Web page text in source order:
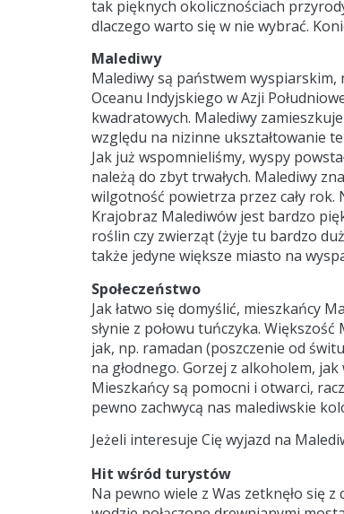
tak pięknych okolicznościach
dlaczego warto się w nie wybrać.
Malediwy
Malediwy są państwem wyspiarskim,
Oceanu Indyjskiego w Azji
kwadratowych. Malediwy
względu na nizinne ukształtowanie
Jak już wspomnieliśmy, wyspy
należą do zbyt trwałych. Malediwy
wilgotność powietrza przez cały
Krajobraz Malediwów jest bardzo
roślin czy zwierząt (żyje tu bardzo
także jedyne większe miasto na
Społeczeństwo
Jak łatwo się domyślić, mieszkańcy
słynie z połowu tuńczyka.
jak, np. ramadan (poszczenie od
na głodnego. Gorzej z alkoholem,
Mieszkańcy są pomocni i otwarci,
pewno zachwycą nas malediwskie
Jeżeli interesuje Cię wyjazd na
Hit wśród turystów
Na pewno wiele z Was zetknęło się